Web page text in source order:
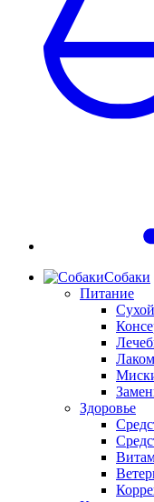
Собаки
Питание
Здоровье